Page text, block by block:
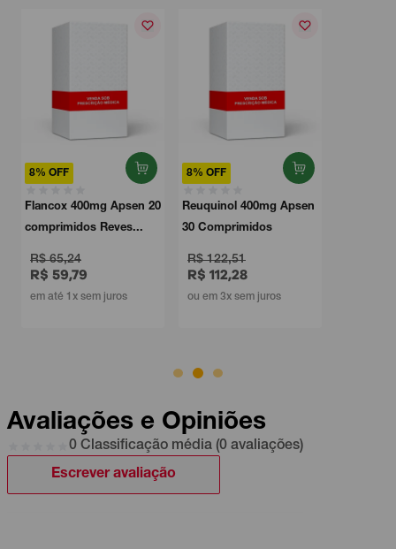
8% OFF
Flancox 400mg Apsen 20
comprimidos Reves...
R$ 65,24
R$ 59,79
em até 1x sem juros
8% OFF
Reuquinol 400mg Apsen
30 Comprimidos
R$ 122,51
R$ 112,28
ou em 3x sem juros
Avaliações e Opiniões
0 Classificação média (0 avaliações)
Escrever avaliação